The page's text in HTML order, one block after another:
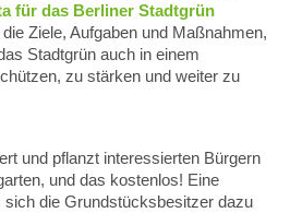
für das Berliner Stadtgrün
Ziele, Aufgaben und Maßnahmen,
Stadtgrün auch in einem
zu stärken und weiter zu
und pflanzt interessierten Bürgern
und das kostenlos! Eine
die Grundstücksbesitzer dazu